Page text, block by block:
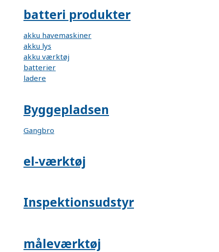
batteri produkter
akku havemaskiner
akku lys
akku værktøj
batterier
ladere
Byggepladsen
Gangbro
el-værktøj
Inspektionsudstyr
måleværktøj